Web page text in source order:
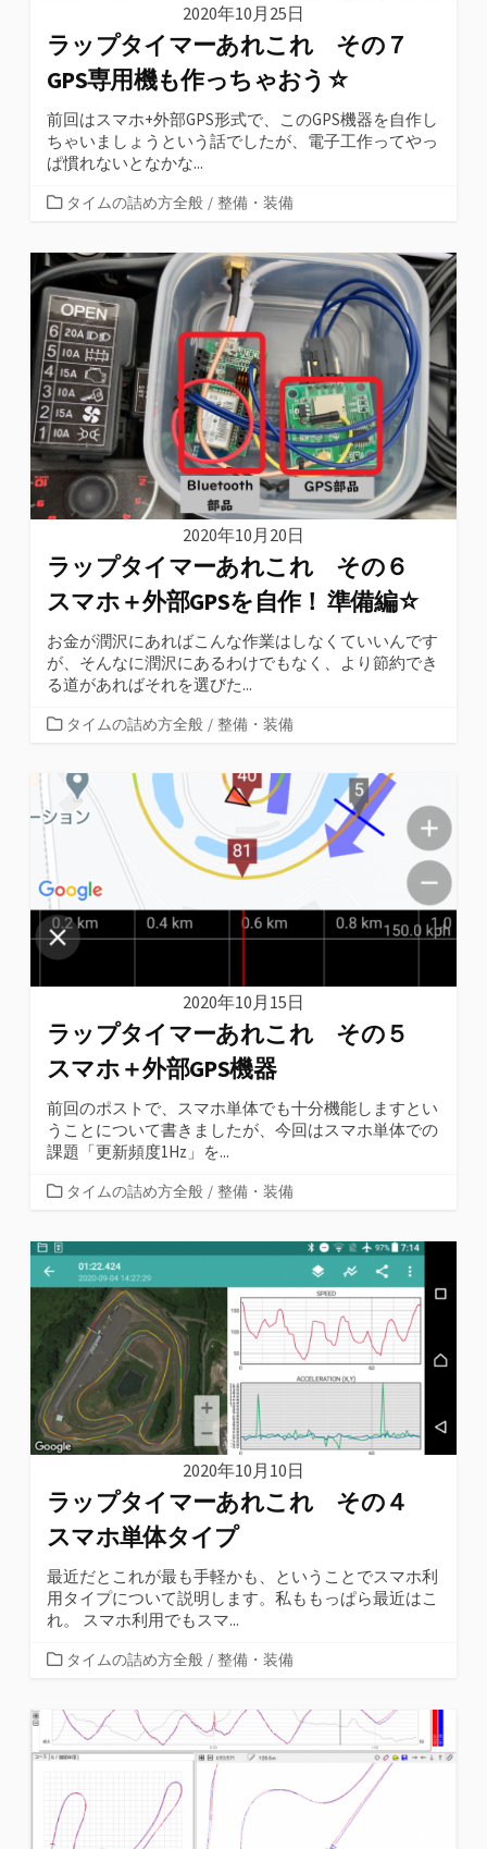
2020年10月25日
ラップタイマーあれこれ その７
GPS専用機も作っちゃおう☆
前回はスマホ+外部GPS形式で、このGPS機器を自作し
ちゃいましょうという話でしたが、電子工作ってやっ
ぱ慣れないとなかな...
カ
ゴ
リ
ー
タイムの詰め方全般 / 整備・装備
2020年10月20日
ラップタイマーあれこれ その６
スマホ＋外部GPSを自作！ 準備編☆
お金が潤沢にあればこんな作業はしなくていいんです
が、そんなに潤沢にあるわけでもなく、より節約でき
る道があればそれを選びた...
カ
ゴ
リ
ー
タイムの詰め方全般 / 整備・装備
2020年10月15日
ラップタイマーあれこれ その５
スマホ＋外部GPS機器
前回のポストで、スマホ単体でも十分機能しますとい
うことについて書きましたが、今回はスマホ単体での
課題「更新頻度1Hz」を...
カ
ゴ
ー
タイムの詰め方全般 / 整備・装備
2020年10月10日
ラップタイマーあれこれ その４
スマホ単体タイプ
最近だとこれが最も手軽かも、ということでスマホ利
用タイプについて説明します。私ももっぱら最近はこ
れ。 スマホ利用でもスマ...
カ
ゴ
リ
ー
タイムの詰め方全般 / 整備・装備